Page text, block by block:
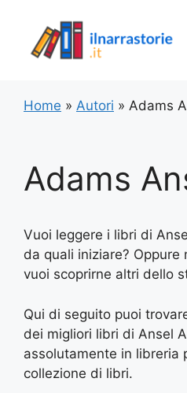
contenuto
Home » Autori » Adams
Adams
Vuoi leggere i libri di
da quali iniziare?
vuoi scoprirne altri dello
Qui di seguito puoi
dei migliori libri di Ansel
assolutamente in libreria
collezione di libri.